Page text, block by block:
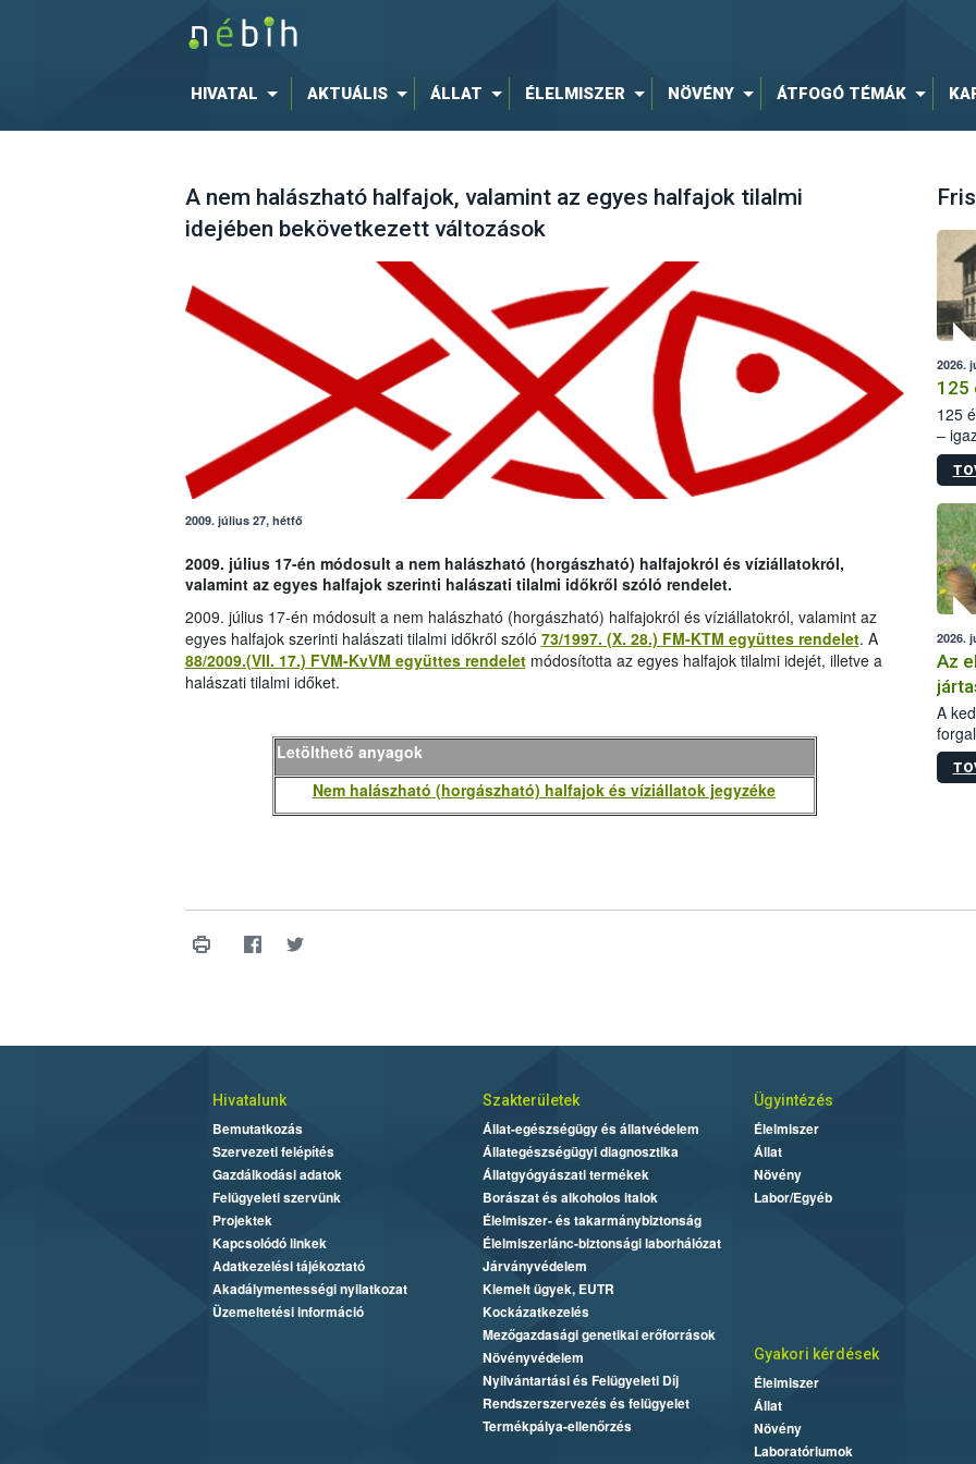
HIVATAL AKTUÁLIS ÁLLAT ÉLELMISZER NÖVÉNY ÁTFOGÓ TÉMÁK
A nem halászható halfajok, valamint az egyes halfajok tilalmi
idejében bekövetkezett változások
2009. július 27, hétfő
2009. július 17-én módosult a nem halászható (horgászható) halfajokról és víziállatokról,
valamint az egyes halfajok szerinti halászati tilalmi időkről szóló rendelet.
2009. július 17-én módosult a nem halászható (horgászható) halfajokról és víziállatokról, valamint az
egyes halfajok szerinti halászati tilalmi időkről szóló 73/1997. (X. 28.) FM-KTM együttes rendelet. A
88/2009.(VII. 17.) FVM-KvVM együttes rendeletmódosította az egyes halfajok tilalmi idejét, illetve a
halászati tilalmi időket.
Letölthető anyagok
Nem halászható (horgászható) halfajok és víziállatok jegyzéke
2026.
125
125
–
15.
2026.
Az
A
Hivatalunk
Bemutatkozás
Szervezeti felépítés
Gazdálkodási adatok
Felügyeleti szervünk
Projektek
Kapcsolódó linkek
Adatkezelési tájékoztató
Akadálymentességi nyilatkozat
Üzemeltetési információ
Szakterületek
Állat-egészségügy és állatvédelem
Állategészségügyi diagnosztika
Állatgyógyászati termékek
Borászat és alkoholos italok
Élelmiszer- és takarmánybiztonság
Élelmiszerlánc-biztonsági laborhálózat
Járványvédelem
Kiemelt ügyek, EUTR
Kockázatkezelés
Mezőgazdasági genetikai erőforrások
Növényvédelem
Nyilvántartási és Felügyeleti Díj
Rendszerszervezés és felügyelet
Termékpálya-ellenőrzés
Ügyintézés
Élelmiszer
Állat
Növény
Labor/Egyéb
Gyakori kérdések
Élelmiszer
Állat
Növény
Laboratóriumok